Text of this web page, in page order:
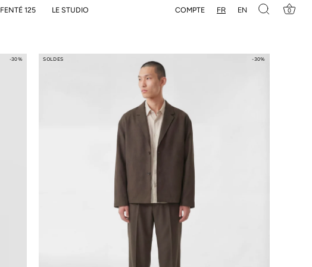
FENTÉ 125 LE STUDIO COMPTE FR EN 0
-30% SOLDES -30%